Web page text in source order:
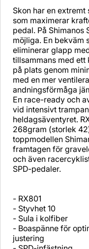
Skon har en
som maximerar
pedal. På Shimanos
möjliga. En bekväm
eliminerar glapp
tillsammans med
på plats genom
med en mer
andningsförmåga
En race-ready och
vid intensivt
heldagsäventyret.
268gram (storlek
toppmodellen
framtagen för
och även
SPD-pedaler.
- RX801
- Styvhet 10
- Sula i kolfiber
- Boaspänne för
justering